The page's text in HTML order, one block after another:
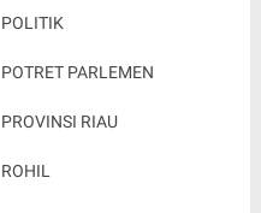
POLITIK
POTRET PARLEMEN
PROVINSI RIAU
ROHIL